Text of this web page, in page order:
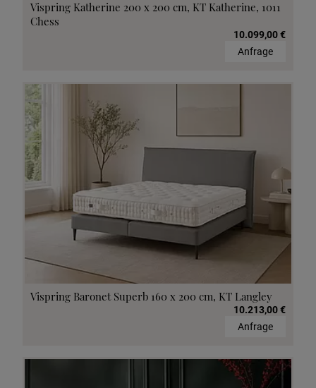
Vispring Katherine 200 x 200 cm, KT Katherine, 1011
Chess
10.099,00 €
Anfrage
Vispring Baronet Superb 160 x 200 cm, KT Langley
10.213,00 €
Anfrage